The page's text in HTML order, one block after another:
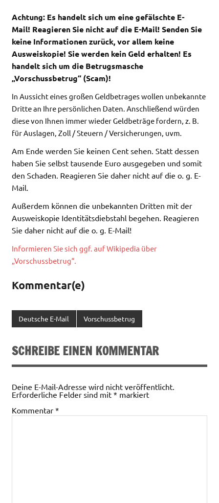
Achtung: Es handelt sich um eine gefälschte E-
Mail! Reagieren Sie nicht auf die E-Mail! Senden Sie
keine Informationen zurück, vor allem keine
Ausweiskopie! Sie werden kein Geld erhalten! Es
handelt sich um die Betrugsmasche
„Vorschussbetrug“ (Scam)!
In Aussicht eines großen Geldbetrages wollen unbekannte
Dritte an Ihre persönlichen Daten. Anschließend würden
diese von Ihnen immer wieder Geldbeträge fordern, z. B.
für Auslagen, Zoll / Steuern / Versicherungen, uvm.
Am Ende werden Sie keinen Cent sehen. Statt dessen
haben Sie selbst tausende Euro ausgegeben und somit
den Schaden. Reagieren Sie daher nicht auf die o. g. E-
Mail.
Außerdem können die unbekannten Dritten mit der
Ausweiskopie Identitätsdiebstahl begehen. Reagieren
Sie daher nicht auf die o. g. E-Mail!
Informieren Sie sich ggf. auf Wikipedia über
„Vorschussbetrug“.
Kommentar(e)
Deutsche E-Mail Vorschussbetrug
SCHREIBE EINEN KOMMENTAR
Deine E-Mail-Adresse wird nicht veröffentlicht.
Erforderliche Felder sind mit * markiert
Kommentar *